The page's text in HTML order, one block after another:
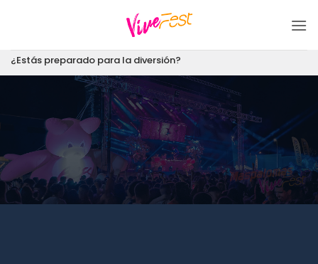
¿Estás preparado para la diversión?